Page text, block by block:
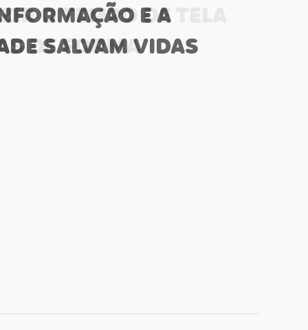
E A
SALVAM VIDAS
O TEMPO DE TELA
DE FORMA